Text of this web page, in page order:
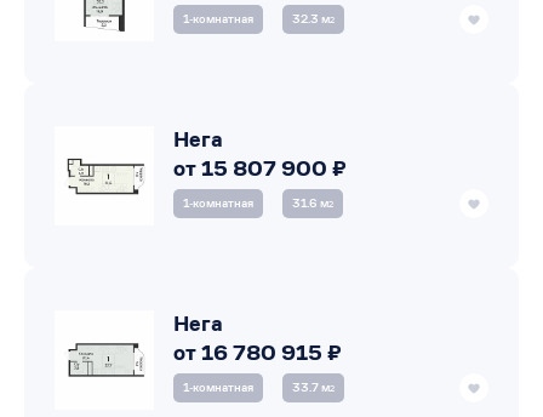
1‑комнатная 32.3 м2
Нега
от 15 807 900 ₽
1‑комнатная 31.6 м2
Нега
от 16 780 915 ₽
1‑комнатная 33.7 м2